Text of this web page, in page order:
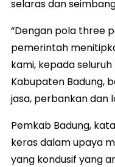
selaras dan
“Dengan pola three
pemerintah
kami, kepada
Kabupaten Badung,
jasa, perbankan dan
Pemkab Badung,
keras dalam upaya
yang kondusif yang